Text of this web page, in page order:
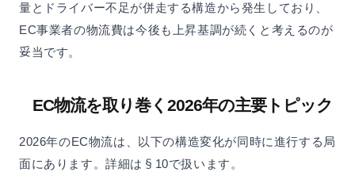
量とドライバー不足が併走する構造から発生しており、
EC事業者の物流費は今後も上昇基調が続くと考えるのが
妥当です。
EC物流を取り巻く2026年の主要トピック
2026年のEC物流は、以下の構造変化が同時に進行する局
面にあります。詳細は§10で扱います。